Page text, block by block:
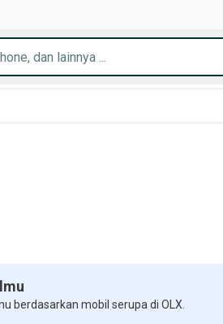
berdasarkan mobil serupa di OLX.